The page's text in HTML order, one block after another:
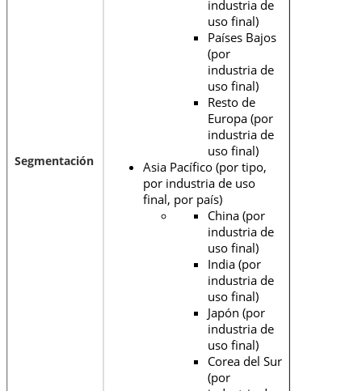
Segmentación
industria de
uso final)
Países Bajos
(por
industria de
uso final)
Resto de
Europa (por
industria de
uso final)
Asia Pacífico (por tipo,
por industria de uso
final, por país)
China (por
industria de
uso final)
India (por
industria de
uso final)
Japón (por
industria de
uso final)
Corea del Sur
(por